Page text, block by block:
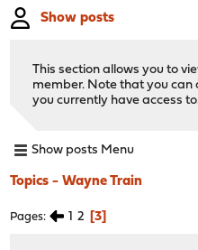
Show posts
This section allows you to
member. Note that you can
you currently have access
Show posts Menu
Topics - Wayne Train
Pages 1 2 3